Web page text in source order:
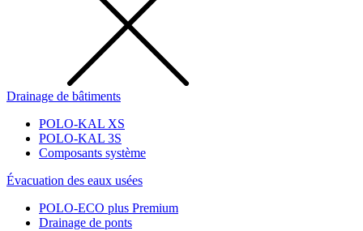
Drainage de bâtiments
POLO-KAL XS
POLO-KAL 3S
Composants système
Évacuation des eaux usées
POLO-ECO plus Premium
Drainage de ponts